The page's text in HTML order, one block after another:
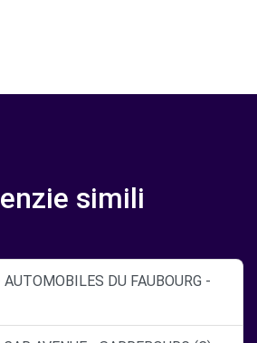
simili
DU FAUBOURG -